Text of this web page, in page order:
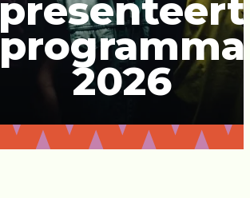
presenteert
programma
2026